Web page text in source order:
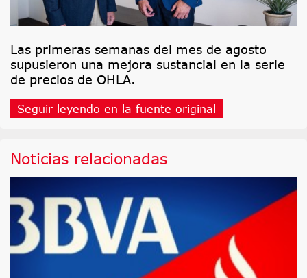
Las primeras semanas del mes de agosto
supusieron una mejora sustancial en la serie
de precios de OHLA.
Seguir leyendo en la fuente original
Noticias relacionadas